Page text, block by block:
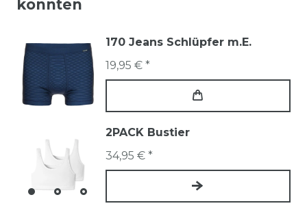
könnten
170 Jeans Schlüpfer m.E.
19,95 € *
2PACK Bustier
34,95 € *